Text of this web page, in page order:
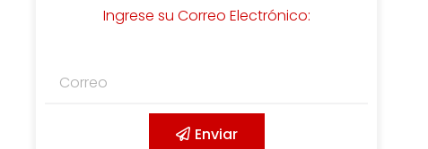
Ingrese su Correo Electrónico:
Enviar